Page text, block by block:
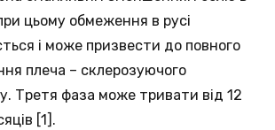
цьому обмеження в русі
і може призвести до повного
плеча – склерозуючого
Третя фаза може тривати від 12
[1].